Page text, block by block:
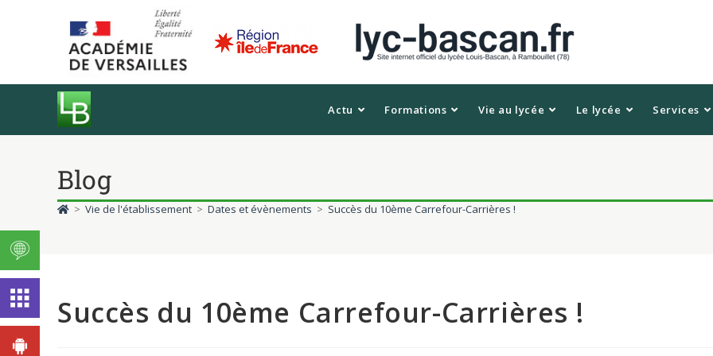
Actu Formations Vie au lycée Le lycée Services
Blog
> Vie de l'établissement > Dates et évènements > Succès du 10ème Carrefour-Carrières !
Succès du 10ème Carrefour-Carrières !